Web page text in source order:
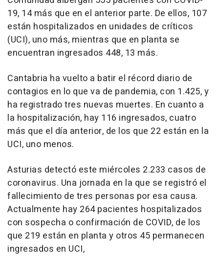
19, 14 más que en el anterior parte. De ellos, 107
están hospitalizados en unidades de críticos
(UCI), uno más, mientras que en planta se
encuentran ingresados 448, 13 más.
Cantabria ha vuelto a batir el récord diario de
contagios en lo que va de pandemia, con 1.425, y
ha registrado tres nuevas muertes. En cuanto a
la hospitalización, hay 116 ingresados, cuatro
más que el día anterior, de los que 22 están en la
UCI, uno menos.
Asturias detectó este miércoles 2.233 casos de
coronavirus. Una jornada en la que se registró el
fallecimiento de tres personas por esa causa.
Actualmente hay 264 pacientes hospitalizados
con sospecha o confirmación de COVID, de los
que 219 están en planta y otros 45 permanecen
ingresados en UCI,